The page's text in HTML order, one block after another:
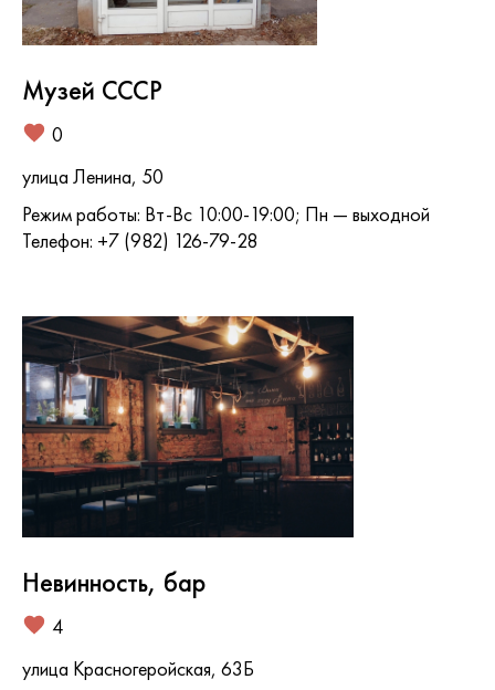
Музей СССР
0
улица Ленина, 50
Режим работы: Вт-Вс 10:00-19:00; Пн — выходной
Телефон: +7 (982) 126-79-28
Невинность, бар
4
улица Красногеройская, 63Б